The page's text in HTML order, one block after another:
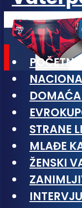
POČETNA
STRANE
MLAĐE
ŽENSKI